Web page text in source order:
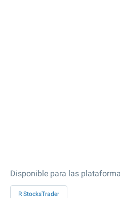
Disponible para las
R StocksTrader